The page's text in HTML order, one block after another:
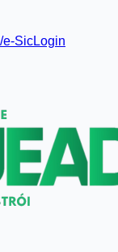
e-SicLogin